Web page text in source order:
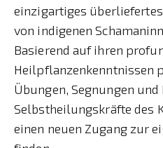
einzigartiges
von indigenen
Basierend auf ihren
Heilpflanzenkenntnissen
Übungen, Segnungen
Selbstheilungskräfte des
einen neuen Zugang zur